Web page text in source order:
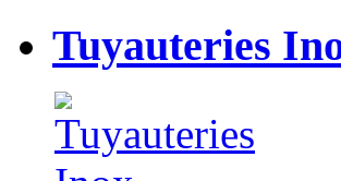
Tuyauteries